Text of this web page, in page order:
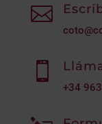


+34